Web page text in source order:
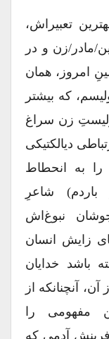
تعبیر‌اش،
مادر/زن و در
امروز، همان
که بیشتر
زن سراغ
دیالکتیکی
به انحطاط
شاعرِ
نبوغ‌اش
زایش انسان
باشد خدایان
آنچنانکه از
را
آدمی که